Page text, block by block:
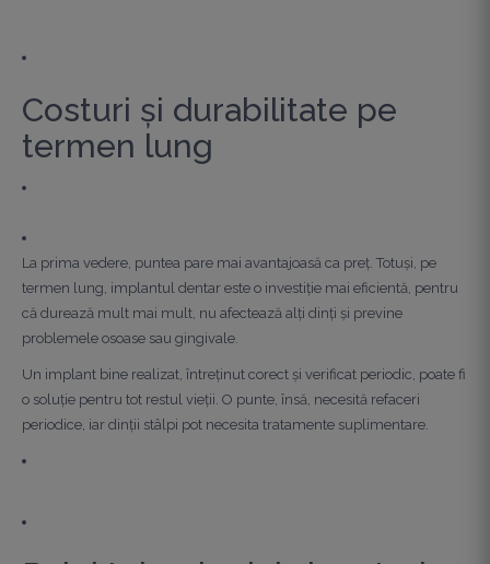
Costuri și durabilitate pe
termen lung
La prima vedere, puntea pare mai avantajoasă ca preț. Totuși, pe
termen lung, implantul dentar este o investiție mai eficientă, pentru
că durează mult mai mult, nu afectează alți dinți și previne
problemele osoase sau gingivale.
Un implant bine realizat, întreținut corect și verificat periodic, poate fi
o soluție pentru tot restul vieții. O punte, însă, necesită refaceri
periodice, iar dinții stâlpi pot necesita tratamente suplimentare.